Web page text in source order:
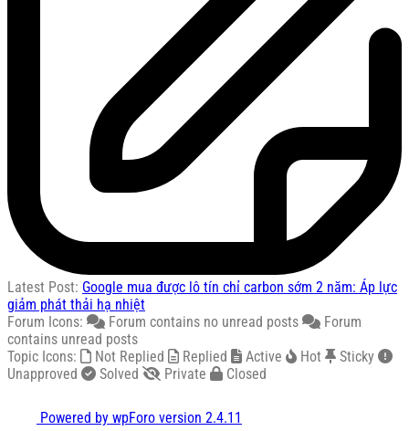
Latest Post: Google mua được lô tín chỉ carbon sớm 2 năm: Áp lực
giảm phát thải hạ nhiệt
Forum Icons:
Forum contains no unread posts
Forum
contains unread posts
Topic Icons:
Not Replied Replied Active Hot
Sticky
Unapproved
Solved Private Closed
Powered by wpForo version 2.4.11